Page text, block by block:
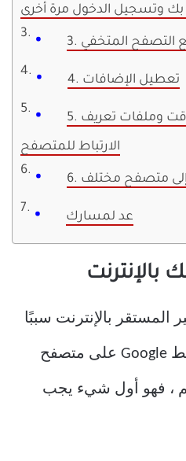
وتسجيل الدخول مرة أخرى
التصفح المتخفي
4. تعطيل الإضافات
5. مسح ذاكرة التخزين المؤقت وملفات تعريف
الارتباط للمتصفح
إلى متصفح مختلف
عد لمسارك
المستقر بالإنترنت سببًا
شائعًا لفشل تحميل خرائط Google على متصفح
، فهو أول شيء يجب